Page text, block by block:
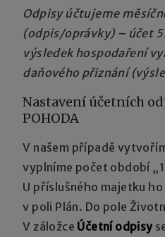
Odpisy účtujeme
(odpis/oprávky) – účet
výsledek hospodaření
daňového přiznání
Nastavení účetních
POHODA
V našem případě
vyplníme počet období
U příslušného majetku
v poli Plán. Do pole
V záložce Účetní odpisy